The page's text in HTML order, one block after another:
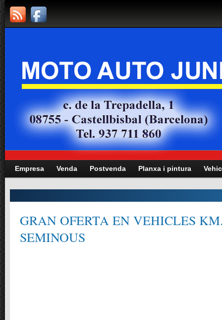
Empresa Venda Postvenda Planxa i pintura
GRAN OFERTA EN VEHICLES
SEMINOUS